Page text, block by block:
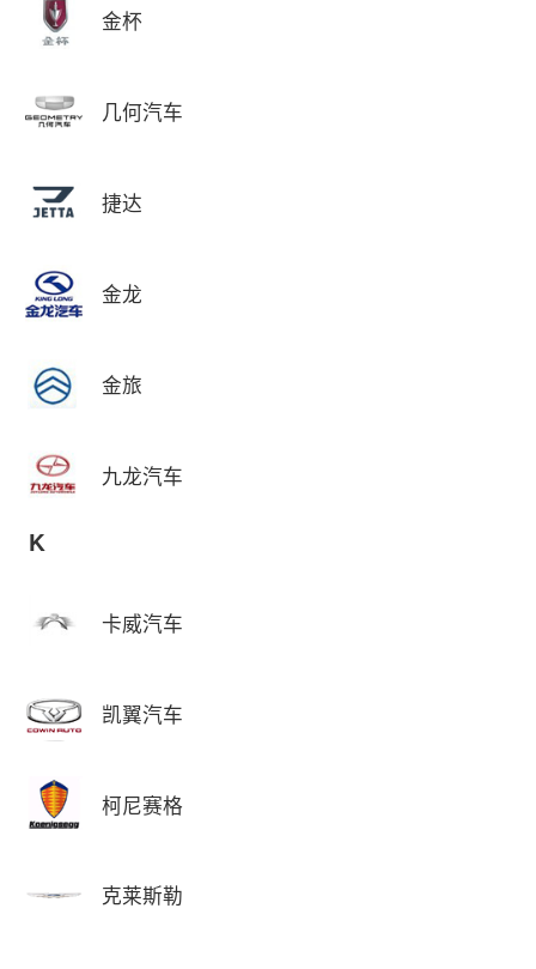
金杯
几何汽车
捷达
金龙
金旅
九龙汽车
K
卡威汽车
凯翼汽车
柯尼赛格
克莱斯勒